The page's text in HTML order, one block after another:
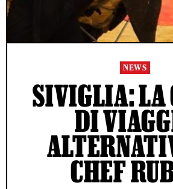
NEWS
SIVIGLIA: LA
DI
CHEF